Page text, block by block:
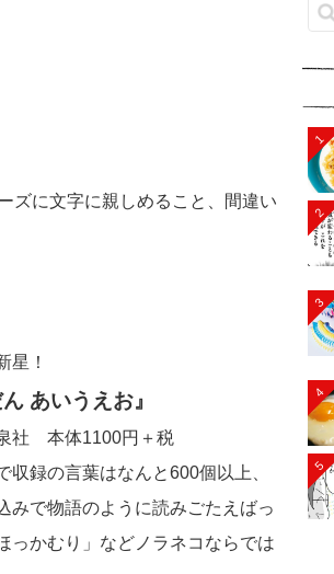
ズに文字に親しめること、間違い
星！
あいうえお』
社 本体1100円＋税
収録の言葉はなんと600個以上、
みで物語のように読みごたえばっ
っかむり」などノラネコならでは
1
2
3
4
5